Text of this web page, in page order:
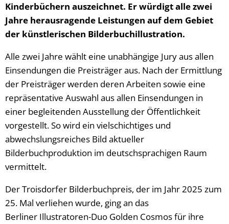
Kinderbüchern auszeichnet. Er würdigt alle zwei
Jahre herausragende Leistungen auf dem Gebiet
der künstlerischen Bilderbuchillustration.
Alle zwei Jahre wählt eine unabhängige Jury aus allen
Einsendungen die Preisträger aus. Nach der Ermittlung
der Preisträger werden deren Arbeiten sowie eine
repräsentative Auswahl aus allen Einsendungen in
einer begleitenden Ausstellung der Öffentlichkeit
vorgestellt. So wird ein vielschichtiges und
abwechslungsreiches Bild aktueller
Bilderbuchproduktion im deutschsprachigen Raum
vermittelt.
Der Troisdorfer Bilderbuchpreis, der im Jahr 2025 zum
25. Mal verliehen wurde, ging an das
Berliner Illustratoren-Duo Golden Cosmos für ihre